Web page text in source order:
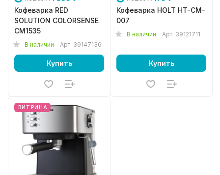
Кофеварка RED
SOLUTION COLORSENSE
CM1535
В наличии Арт. 39147136
Купить
Кофеварка HOLT HT-CM-
007
В наличии Арт. 39121711
Купить
ВИТРИНА